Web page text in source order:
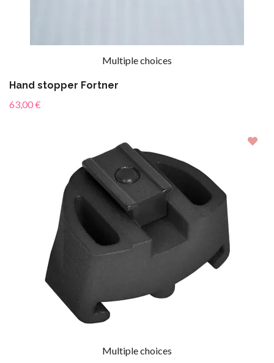
Multiple choices
Hand stopper Fortner
63,00 €
Multiple choices